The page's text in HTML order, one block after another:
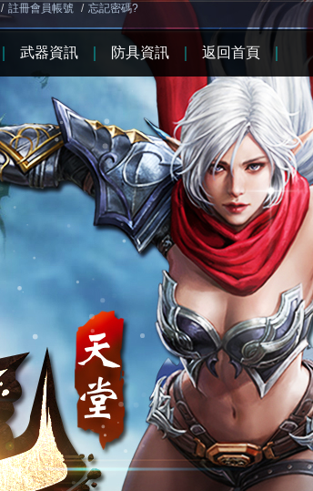
/ 註冊會員帳號 / 忘記密碼?